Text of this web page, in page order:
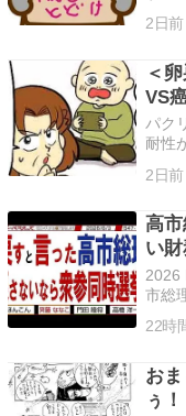
人
てば
著者
💪…
2日前
＜
VS
パク
耐性
ニ
仕事
って
す。
2日前
高
い
来
き
2026
市総
安
体 高
同時
22時
お
ぅ